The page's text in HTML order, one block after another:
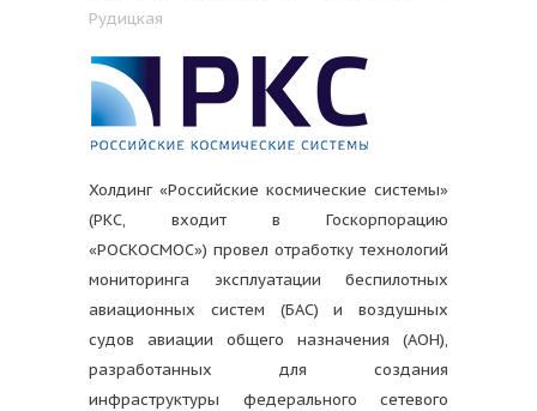
Рудицкая
Холдинг «Российские космические системы»
(РКС, входит в Госкорпорацию
«РОСКОСМОС») провел отработку технологий
мониторинга эксплуатации беспилотных
авиационных систем (БАС) и воздушных
судов авиации общего назначения (АОН),
разработанных для создания
инфраструктуры федерального сетевого